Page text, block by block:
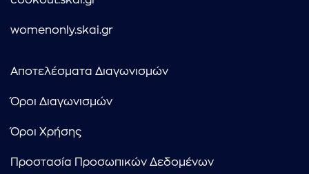
womenonly.skai.gr
Αποτελέσματα Διαγωνισμών
Όροι Διαγωνισμών
Όροι Χρήσης
Προστασία Προσωπικών Δεδομένων